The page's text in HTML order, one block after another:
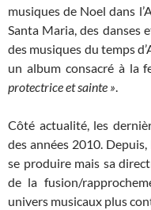
musiques de Noel dans
Santa Maria, des danses
des musiques du temps
un album consacré à la
protectrice et sainte ».
Côté actualité, les
des années 2010.
se produire mais sa
de la fusion/
univers musicaux plus